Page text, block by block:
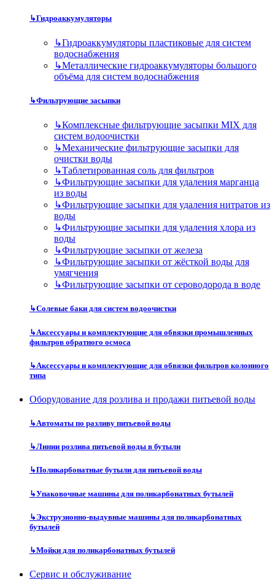
↳Гидроаккумуляторы
↳Гидроаккумуляторы пластиковые для систем
водоснабжения
↳Металлические гидроаккумуляторы большого
объёма для систем водоснабжения
↳Фильтрующие засыпки
↳Комплексные фильтрующие засыпки MIX для
систем водоочистки
↳Механические фильтрующие засыпки для
очистки воды
↳Таблетированная соль для фильтров
↳Фильтрующие засыпки для удаления марганца
из воды
↳Фильтрующие засыпки для удаления нитратов из
воды
↳Фильтрующие засыпки для удаления хлора из
воды
↳Фильтрующие засыпки от железа
↳Фильтрующие засыпки от жёсткой воды для
умягчения
↳Фильтрующие засыпки от сероводорода в воде
↳Солевые баки для систем водоочистки
↳Аксессуары и комплектующие для обвязки промышленных
фильтров обратного осмоса
↳Аксессуары и комплектующие для обвязки фильтров колонного
типа
Оборудование для розлива и продажи питьевой воды
↳Автоматы по разливу питьевой воды
↳Линии розлива питьевой воды в бутыли
↳Поликарбонатные бутыли для питьевой воды
↳Упаковочные машины для поликарбонатных бутылей
↳Экструзионно-выдувные машины для поликарбонатных
бутылей
↳Мойки для поликарбонатных бутылей
Сервис и обслуживание